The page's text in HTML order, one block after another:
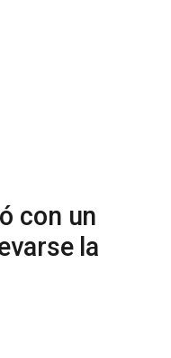
con un
la